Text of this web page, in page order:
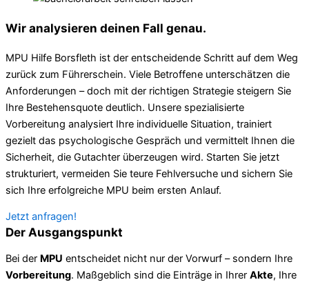
Wir analysieren deinen Fall genau.
MPU Hilfe Borsfleth ist der entscheidende Schritt auf dem Weg
zurück zum Führerschein. Viele Betroffene unterschätzen die
Anforderungen – doch mit der richtigen Strategie steigern Sie
Ihre Bestehensquote deutlich. Unsere spezialisierte
Vorbereitung analysiert Ihre individuelle Situation, trainiert
gezielt das psychologische Gespräch und vermittelt Ihnen die
Sicherheit, die Gutachter überzeugen wird. Starten Sie jetzt
strukturiert, vermeiden Sie teure Fehlversuche und sichern Sie
sich Ihre erfolgreiche MPU beim ersten Anlauf.
Jetzt anfragen!
Der Ausgangspunkt
Bei der MPU entscheidet nicht nur der Vorwurf – sondern Ihre
Vorbereitung. Maßgeblich sind die Einträge in Ihrer Akte, Ihre